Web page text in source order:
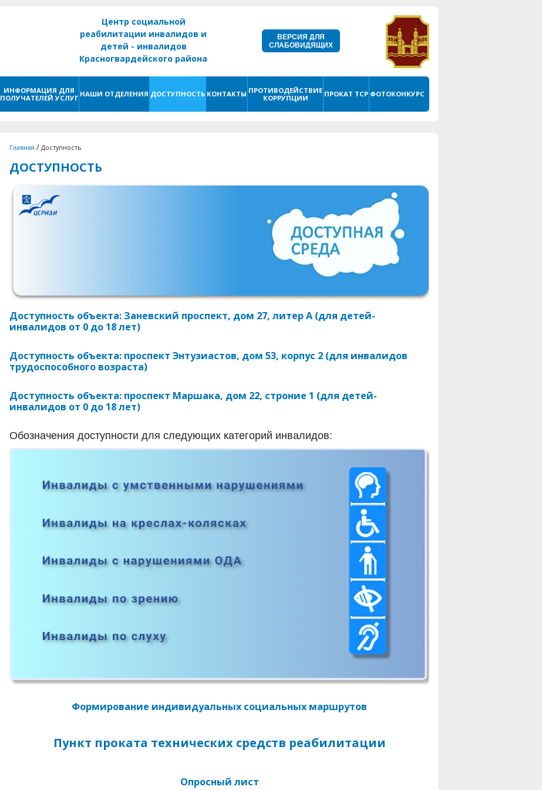
Центр социальной
реабилитации инвалидов и
детей - инвалидов
Красногвардейского района
ВЕРСИЯ ДЛЯ
СЛАБОВИДЯЩИХ
ИНФОРМАЦИЯ ДЛЯ
ПОЛУЧАТЕЛЕЙ УСЛУГ НАШИ ОТДЕЛЕНИЯ ДОСТУПНОСТЬ КОНТАКТЫ ПРОТИВОДЕЙСТВИЕ
КОРРУПЦИИ
ПРОКАТ ТСР ФОТОКОНКУРС
Главная / Доступность
ДОСТУПНОСТЬ
Доступность объекта: Заневский проспект, дом 27, литер А (для детей-
инвалидов от 0 до 18 лет)
Доступность объекта: проспект Энтузиастов, дом 53, корпус 2 (для инвалидов
трудоспособного возраста)
Доступность объекта: проспект Маршака, дом 22, строние 1 (для детей-
инвалидов от 0 до 18 лет)
Обозначения доступности для следующих категорий инвалидов:
Формирование индивидуальных социальных маршрутов
Пункт проката технических средств реабилитации
Опросный лист